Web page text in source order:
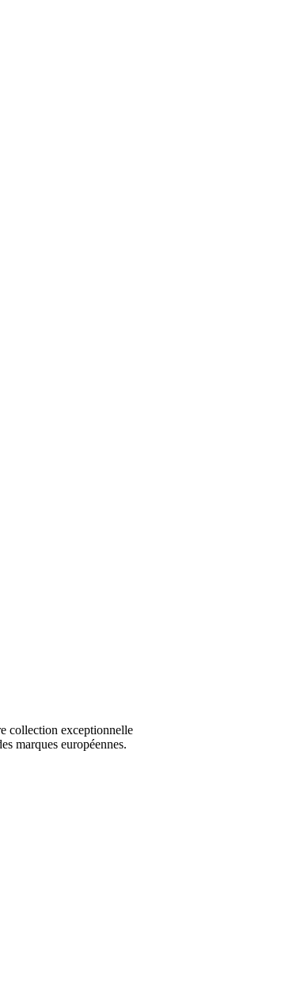
collection exceptionnelle
marques européennes.